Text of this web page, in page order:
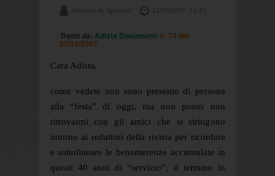
Tratto da: Adista Documentin° 74 del
27/10/2007
Cara Adista,
come vedete non sono presente di persona
alla “festa” di oggi, ma non posso non
ritrovarmi con gli amici che si stringono
intorno ai redattori della rivista per ricordare
e sottolineare le benemerenze accumulate in
questi 40 anni di “servizio”, il termine in